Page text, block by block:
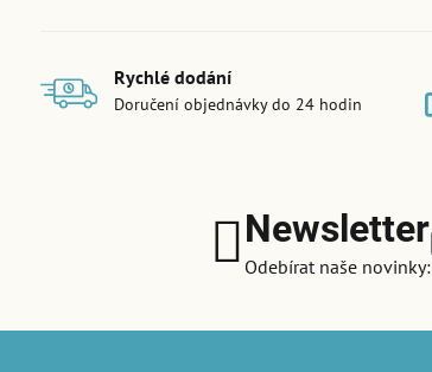
Rychlé dodání
Doručení objednávky do 24 hodin
Newsletter
Odebírat naše novinky: